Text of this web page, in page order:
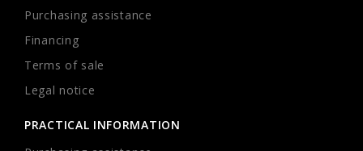
Purchasing assistance
Financing
Terms of sale
Legal notice
PRACTICAL INFORMATION